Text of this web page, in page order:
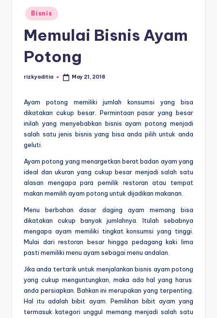
si
Posted
in
Bisnis
Memulai Bisnis Ayam
Potong
Posted
rizkyaditia May 21, 2018
Ayam potong memiliki jumlah konsumsi yang bisa
dikatakan cukup besar. Permintaan pasar yang besar
inilah yang menyebabkan bisnis ayam potong menjadi
salah satu jenis bisnis yang bisa anda pilih untuk anda
geluti.
Ayam potong yang menargetkan berat badan ayam yang
ideal dan ukuran yang cukup besar menjadi salah satu
alasan mengapa para pemilik restoran atau tempat
makan memilih ayam potong untuk dijadikan makanan.
Menu berbahan dasar daging ayam memang bisa
dikatakan cukup banyak jumlahnya.Itulah sebabnya
mengapa ayam memiliki tingkat konsumsi yang tinggi.
Mulai dari restoran besar hingga pedagang kaki lima
pasti memiliki menu ayam sebagai menu andalan.
Jika anda tertarik untuk menjalankanbisnis ayam potong
yang cukup menguntungkan, maka ada hal yang harus
anda persiapkan. Bahkan ini merupakan yang terpenting.
Hal itu adalah bibit ayam. Pemilihan bibit ayam yang
termasuk kategori unggul memang menjadi salah satu